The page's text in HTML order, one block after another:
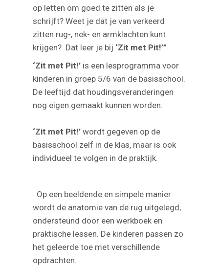
op letten om goed te zitten als je
schrijft? Weet je dat je van verkeerd
zitten rug-, nek- en armklachten kunt
krijgen? Dat leer je bij ‘Zit met Pit!’”
‘Zit met Pit!’is een lesprogramma voor
kinderen in groep 5/6 van de basisschool.
De leeftijd dat houdingsveranderingen
nog eigen gemaakt kunnen worden.
‘Zit met Pit!’ wordt gegeven op de
basisschool zelf in de klas, maar is ook
individueel te volgen in de praktijk.
Op een beeldende en simpele manier
wordt de anatomie van de rug uitgelegd,
ondersteund door een werkboek en
praktische lessen. De kinderen passen zo
het geleerde toe met verschillende
opdrachten.